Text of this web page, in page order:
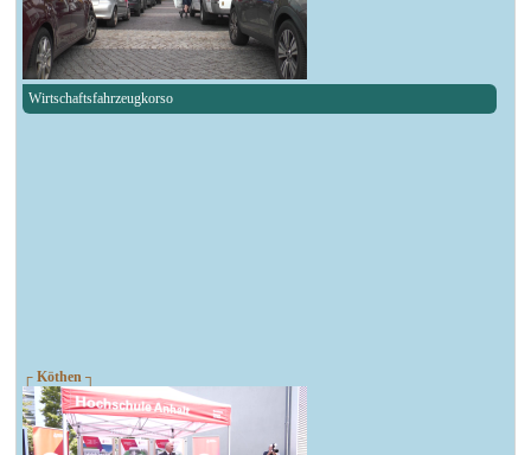
Wirtschaftsfahrzeugkorso
┌ Köthen ┐